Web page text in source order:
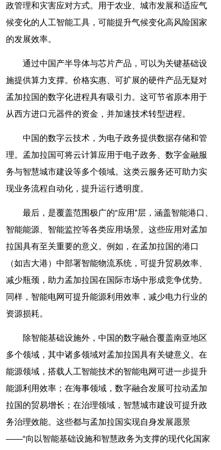
政管理和灾害应对方式。用于农业、城市发展和适应气
候变化的人工智能工具，可能提升气候变化高风险国家
的发展效率。
通过中国产半导体与芯片产品，可以为关键基础设
施提供算力支撑。价格实惠、可扩展的硬件产品无疑对
孟加拉国的数字化进程具有吸引力。这可节省原本用于
从西方进口元器件的资金，并加速技术转型进程。
中国的数字云技术，为电子政务提供数据存储和管
理。孟加拉国可将云计算应用于电子政务、数字金融服
务与智慧城市建设等多个领域。这类云服务还可助力实
现业务流程自动化，提升运行透明度。
最后，是覆盖范围极广的“应用”层，涵盖智能港口、
智能能源、智能监控等各类应用场景。这些应用对孟加
拉国具有至关重要的意义。例如，在孟加拉国的港口
（如吉大港）中部署智能物流系统，可提升贸易效率、
减少瓶颈，助力孟加拉国在国际市场中形成竞争优势。
同样，智能电网可提升能源利用效率，减少电力行业的
资源损耗。
除智能基础设施外，中国的数字融合覆盖南亚地区
多个领域，其中诸多领域对孟加拉国具有关键意义。在
能源领域，搭载人工智能技术的智能电网可进一步提升
能源利用效率；在海事领域，数字融合发展可拉动孟加
拉国的贸易增长；在治理领域，智慧城市建设可提升政
务治理效能。这些都与孟加拉国实现自身发展愿景
——“向以智能基础设施和智慧政务为支撑的现代化国家